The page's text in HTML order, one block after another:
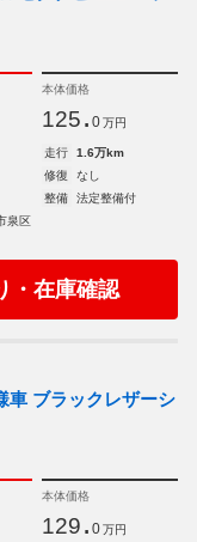
本体価格
125. 0 万円
走行
1.6万km
修復
なし
整備
法定整備付
泉区
・在庫確認
車 ブラックレザーシ
本体価格
129. 0 万円